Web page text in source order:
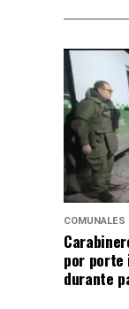
COMUNALES
por porte
durante